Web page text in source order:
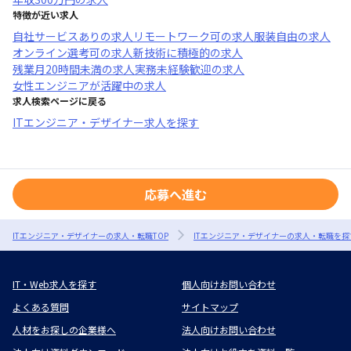
特徴が近い求人
自社サービスあり の求人 リモートワーク可の求人服装自由の求人
オンライン選考可の求人新技術に積極的の求人
残業月20時間未満の求人実務未経験歓迎の求人
女性エンジニアが活躍中の求人
求人検索ページに戻る
ITエンジニア・デザイナー求人を探す
応募へ進む
ITエンジニア・デザイナーの求人・転職TOP ITエンジニア・デザイナーの求人・転職を
IT・Web求人を探す
個人向けお問い合わせ
よくある質問
サイトマップ
人材をお探しの企業様へ
法人向けお問い合わせ